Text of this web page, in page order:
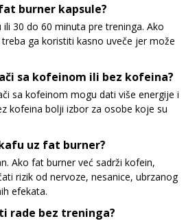
burner kapsule?
30 do 60 minuta pre treninga. Ako
ga koristiti kasno uveče jer može
sa kofeinom ili bez kofeina?
sa kofeinom mogu dati više energije i
kofeina bolji izbor za osobe koje su
uz fat burner?
Ako fat burner već sadrži kofein,
rizik od nervoze, nesanice, ubrzanog
efekata.
rade bez treninga?